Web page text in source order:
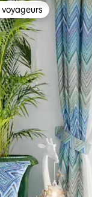
les plus